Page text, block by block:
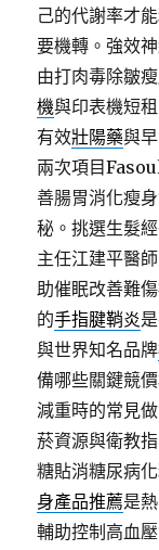
己的代謝率才
要機轉。強效
由打肉毒除皺
機與印表機短
有效壯陽藥與
兩次項目
善腸胃消化瘦
秘。挑選生髮
主任江建平醫
助催眠改善難
的手指腱鞘炎
與世界知名品牌
備哪些關鍵競
減重時的常見
菸資源與衛教
糖貼消糖尿病
身產品推薦是
輔助控制高血